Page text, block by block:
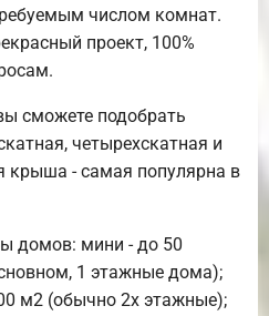
числом комнат.
проект, 100%
сможете подобрать
четырехскатная и
крыша - самая популярна в
домов: мини - до 50
1 этажные дома);
м2 (обычно 2х этажные);